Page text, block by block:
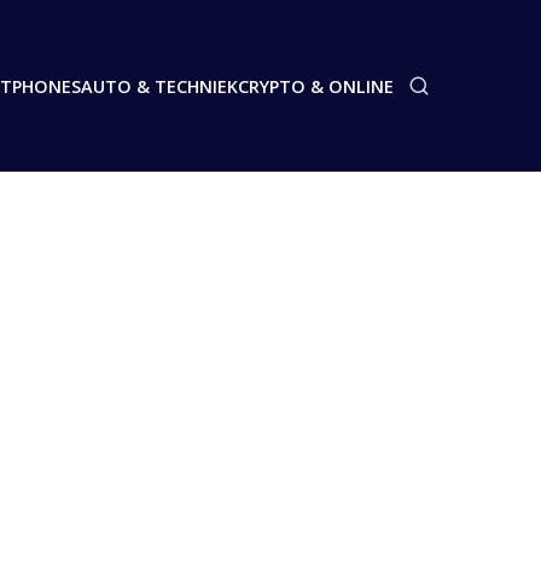
AUTO & TECHNIEKCRYPTO & ONLINE